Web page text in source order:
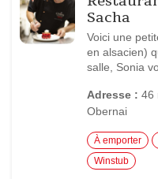
Sacha
Voici une
en alsacien)
salle, Sonia
Adresse : 46
Obernai
À emporter
Winstub